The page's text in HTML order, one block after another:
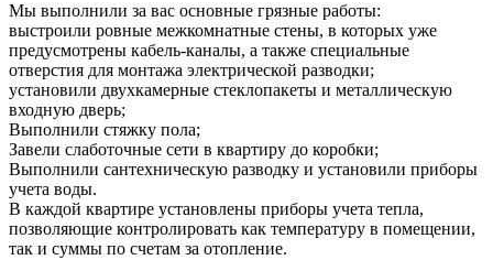
Мы выполнили за вас основные грязные работы:
выстроили ровные межкомнатные стены, в которых уже
предусмотрены кабель-каналы, а также специальные
отверстия для монтажа электрической разводки;
установили двухкамерные стеклопакеты и металлическую
входную дверь;
Выполнили стяжку пола;
Завели слаботочные сети в квартиру до коробки;
Выполнили сантехническую разводку и установили приборы
учета воды.
В каждой квартире установлены приборы учета тепла,
позволяющие контролировать как температуру в помещении,
так и суммы по счетам за отопление.